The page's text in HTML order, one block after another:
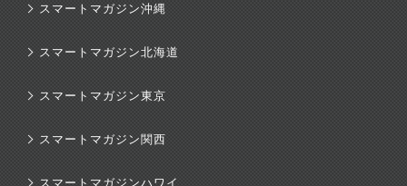
スマートマガジン沖縄
スマートマガジン北海道
スマートマガジン東京
スマートマガジン関西
スマートマガジンハワイ